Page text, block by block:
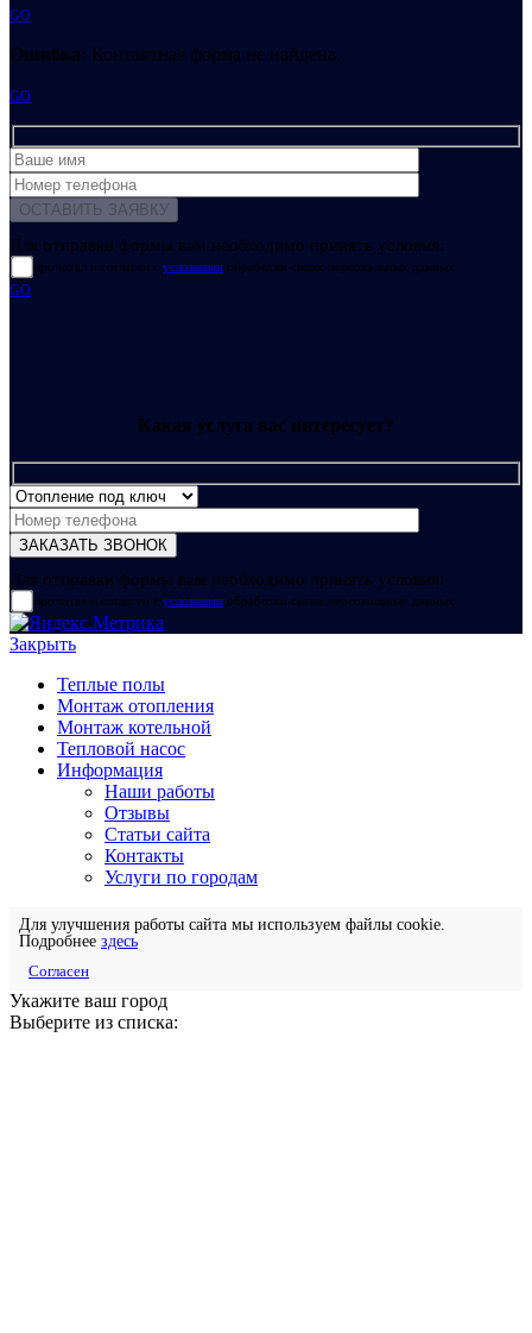
GO
Ошибка: Контактная форма не найдена.
GO
Для отправки формы вам необходимо принять условия:
прочитал и согласен с условиями обработки своих персональных данных
GO
Какая услуга вас интересует?
Для отправки формы вам необходимо принять условия:
прочитал и согласен с условиями обработки своих персональных данных
Закрыть
Теплые полы
Монтаж отопления
Монтаж котельной
Тепловой насос
Информация
Наши работы
Отзывы
Статьи сайта
Контакты
Услуги по городам
Для улучшения работы сайта мы используем файлы cookie.
Подробнее здесь
Согласен
Укажите ваш город
Выберите из списка: